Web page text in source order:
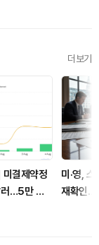
더보기
결제약정
…5만 달
미·영,
재확인